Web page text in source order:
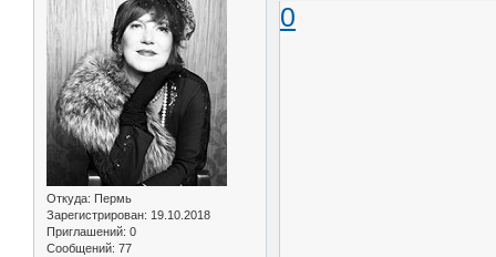
Откуда: Пермь
Зарегистрирован: 19.10.2018
Приглашений: 0
Сообщений: 77
0